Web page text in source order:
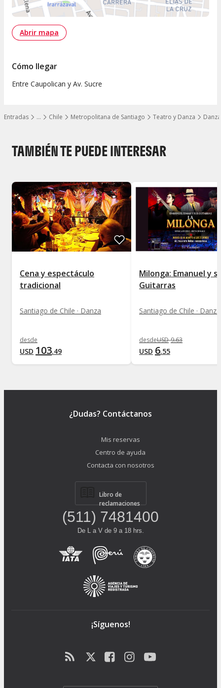
…
Mostrar todos los niveles
Entradas Chile Metropolitana de Santiago Teatro y Danza Danza
Abrir mapa
Cómo llegar
Entre Caupolican y Av. Sucre
TAMBIÉN TE PUEDE INTERESAR
Cena y espectáculo
tradicional
Santiago de Chile · Danza
desde
USD 103.49
Milonga: Emanuel y
Guitarras
Santiago de Chile · Danza
desdeUSD 9.63
USD 6.55
¿Dudas? Contáctanos
Mis reservas
Centro de ayuda
Contacta con nosotros
Libro de
reclamaciones
(511) 7481400
De L a V de 9 a 18 hrs.
¡Síguenos!